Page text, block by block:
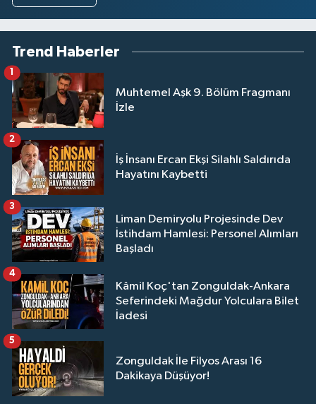
Trend Haberler
Muhtemel Aşk 9. Bölüm Fragmanı
İzle
1
İş İnsanı Ercan Ekşi Silahlı Saldırıda
Hayatını Kaybetti
2
Liman Demiryolu Projesinde Dev
İstihdam Hamlesi: Personel Alımları
Başladı
3
Kâmil Koç'tan Zonguldak-Ankara
Seferindeki Mağdur Yolculara Bilet
İadesi
4
Zonguldak İle Filyos Arası 16
Dakikaya Düşüyor!
5